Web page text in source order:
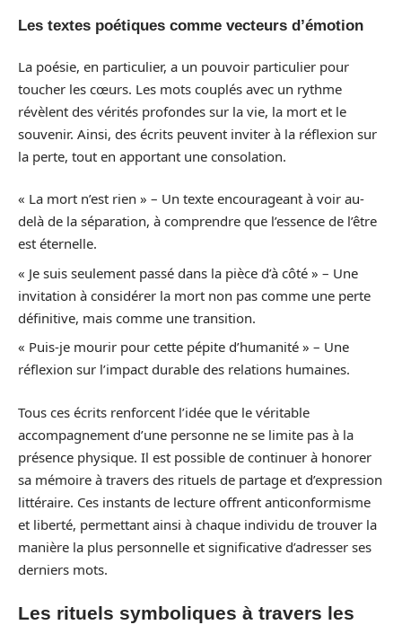
Les textes poétiques comme vecteurs d’émotion
La poésie, en particulier, a un pouvoir particulier pour
toucher les cœurs. Les mots couplés avec un rythme
révèlent des vérités profondes sur la vie, la mort et le
souvenir. Ainsi, des écrits peuvent inviter à la réflexion sur
la perte, tout en apportant une consolation.
« La mort n’est rien » – Un texte encourageant à voir au-
delà de la séparation, à comprendre que l’essence de l’être
est éternelle.
« Je suis seulement passé dans la pièce d’à côté » – Une
invitation à considérer la mort non pas comme une perte
définitive, mais comme une transition.
« Puis-je mourir pour cette pépite d’humanité » – Une
réflexion sur l’impact durable des relations humaines.
Tous ces écrits renforcent l’idée que le véritable
accompagnement d’une personne ne se limite pas à la
présence physique. Il est possible de continuer à honorer
sa mémoire à travers des rituels de partage et d’expression
littéraire. Ces instants de lecture offrent anticonformisme
et liberté, permettant ainsi à chaque individu de trouver la
manière la plus personnelle et significative d’adresser ses
derniers mots.
Les rituels symboliques à travers les